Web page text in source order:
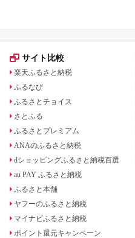
サイト比較
楽天ふるさと納税
ふるなび
ふるさとチョイス
さとふる
ふるさとプレミアム
ANAのふるさと納税
dショッピングふるさと納税百選
au PAY ふるさと納税
ふるさと本舗
ヤフーのふるさと納税
マイナビふるさと納税
ポイント還元キャンペーン